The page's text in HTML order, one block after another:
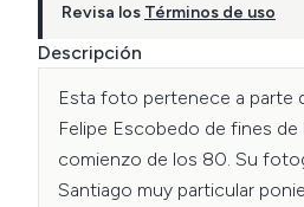
Revisa los Términos de uso
Descripción
Esta foto pertenece a parte
Felipe Escobedo de fines
comienzo de los 80. Su
Santiago muy particular